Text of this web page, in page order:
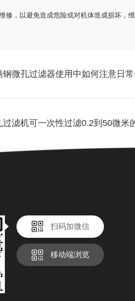
，以避免造成危险或对机体造成损坏，
钢微孔过滤器使用中如何注意日
过滤机可一次性过滤0.2到50微米
扫码加微信
移动端浏览